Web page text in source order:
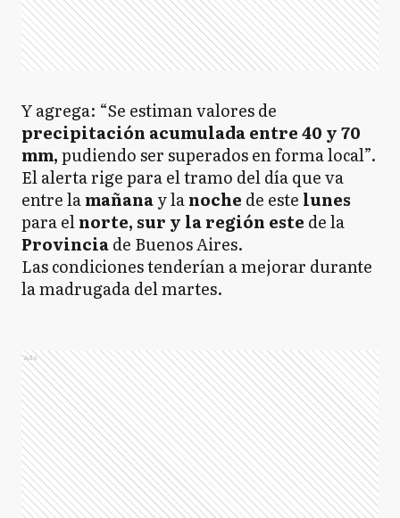
Y agrega: “Se estiman valores de
precipitación acumulada entre 40 y 70
mm,pudiendo ser superados en forma local”.
El alerta rige para el tramo del día que va
entre lamañanay lanoche de este lunes
para elnorte, sur y la región este de la
Provinciade Buenos Aires.
Las condiciones tenderían a mejorar durante
la madrugada del martes.
Ads